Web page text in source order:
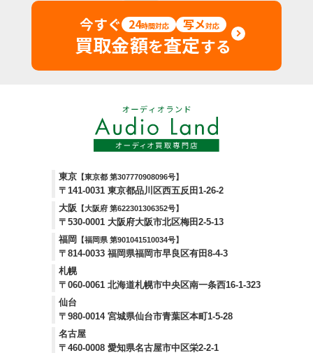
今すぐ 24時間対応 写メ対応
買取金額を査定する
東京 【東京都 第307770908096号】
〒141-0031 東京都品川区西五反田1-26-2
大阪
【大阪府 第622301306352号】
〒530-0001 大阪府大阪市北区梅田2-5-13
福岡
【福岡県 第901041510034号】
〒814-0033 福岡県福岡市早良区有田8-4-3
札幌
〒060-0061 北海道札幌市中央区南一条西16-1-323
仙台
〒980-0014 宮城県仙台市青葉区本町1-5-28
名古屋
〒460-0008 愛知県名古屋市中区栄2-2-1